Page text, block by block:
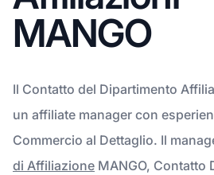
MANGO
Il Contatto del Dipartimento
un affiliate manager con
Commercio al Dettaglio. Il
di Affiliazione MANGO, Contatto